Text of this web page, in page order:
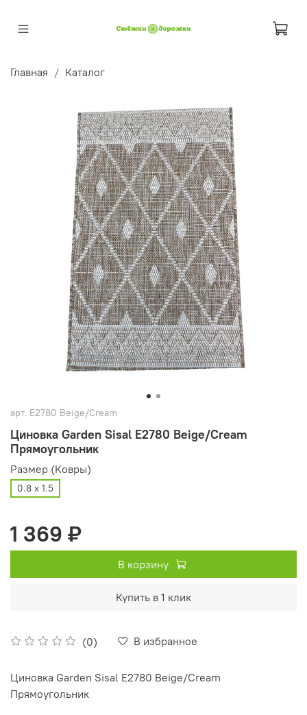
Главная Каталог
арт. E2780 Beige/Cream
Циновка Garden Sisal E2780 Beige/Cream
Прямоугольник
(0) В избранное
Размер (Ковры)
0.8 х 1.5
1 369 ₽
В корзину
Купить в 1 клик
Циновка Garden Sisal E2780 Beige/Cream
Прямоугольник